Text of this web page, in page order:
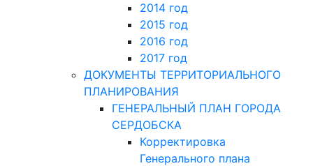
2014 год
2015 год
2016 год
2017 год
ДОКУМЕНТЫ ТЕРРИТОРИАЛЬНОГО
ПЛАНИРОВАНИЯ
ГЕНЕРАЛЬНЫЙ ПЛАН ГОРОДА
СЕРДОБСКА
Корректировка
Генерального плана